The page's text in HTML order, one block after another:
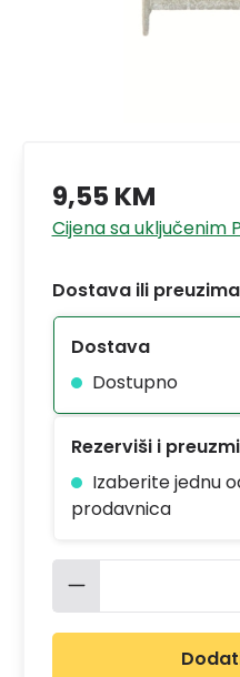
9,55 KM
Cijena sa uključenim
Dostava ili
Dostava
Dostupno
Rezerviši i preuzmi
Izaberite jednu
prodavnica
Količina